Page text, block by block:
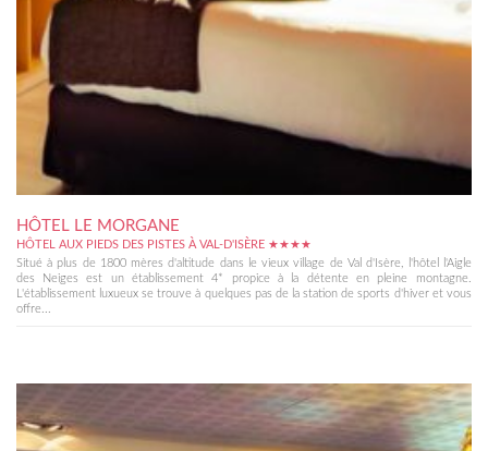
HÔTEL LE MORGANE
HÔTEL AUX PIEDS DES PISTES À VAL-D'ISÈRE ★★★★
Situé à plus de 1800 mères d'altitude dans le vieux village de Val d'Isère, l'hôtel l'Aigle
des Neiges est un établissement 4* propice à la détente en pleine montagne.
L'établissement luxueux se trouve à quelques pas de la station de sports d'hiver et vous
offre...